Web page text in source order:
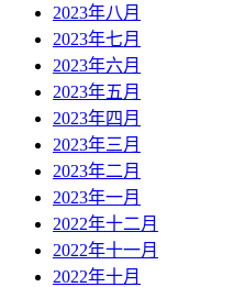
2023年八月
2023年七月
2023年六月
2023年五月
2023年四月
2023年三月
2023年二月
2023年一月
2022年十二月
2022年十一月
2022年十月